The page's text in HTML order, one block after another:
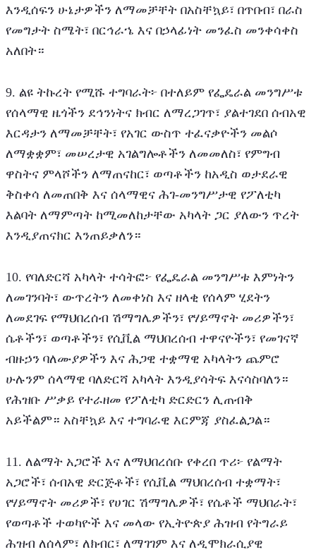
እንዲሰፍን ሁኔታዎችን ለማመቻቸት በአስቸኳይ፣ በጥበብ፣ በራስ
የመግታት ስሜት፣ በርኅራኄ እና በኃላፊነት መንፈስ መንቀሳቀስ
አለበት።
9. ልዩ ትኩረት የሚሹ ተግባራት፦ በተለይም የፌዴራል መንግሥቱ
የሰላማዊ ዜጎችን ደኅንነትና ክብር ለማረጋገጥ፣ ያልተገደበ ሰብአዊ
እርዳታን ለማመቻቸት፣ የአገር ውስጥ ተፈናቃዮችን መልሶ
ለማቋቋም፣ መሠረታዊ አገልግሎቶችን ለመመለስ፣ የምግብ
ዋስትና ምላሾችን ለማጠናከር፣ ወጣቶችን ከአዲስ ወታደራዊ
ቅስቀሳ ለመጠበቅ እና ሰላማዊና ሕገ-መንግሥታዊ የፖለቲካ
እልባት ለማምጣት ከሚመለከታቸው አካላት ጋር ያለውን ጥረት
እንዲያጠናክር እንጠይቃለን።
10. የባለድርሻ አካላት ተሳትፎ፦ የፌዴራል መንግሥቱ እምነትን
ለመገንባት፣ ውጥረትን ለመቀነስ እና ዘላቂ የሰላም ሂደትን
ለመደገፍ የማህበረሰብ ሽማግሌዎችን፣ የሃይማኖት መሪዎችን፣
ሴቶችን፣ ወጣቶችን፣ የሲቪል ማህበረሰብ ተዋናዮችን፣ የመገናኛ
ብዙኃን ባለሙያዎችን እና ሕጋዊ ተቋማዊ አካላትን ጨምሮ
ሁሉንም ሰላማዊ ባለድርሻ አካላት እንዲያሳትፍ እናሳስባለን።
የሕዝቡ ሥቃይ የተራዘመ የፖለቲካ ድርድርን ሊጠብቅ
አይችልም። አስቸኳይ እና ተግባራዊ እርምጃ ያስፈልጋል።
11. ለልማት አጋሮች እና ለማህበረሰቡ የቀረበ ጥሪ፦ የልማት
አጋሮች፣ ሰብአዊ ድርጅቶች፣ የሲቪል ማህበረሰብ ተቋማት፣
የሃይማኖት መሪዎች፣ የሀገር ሽማግሌዎች፣ የሴቶች ማህበራት፣
የወጣቶች ተወካዮች እና መላው የኢትዮጵያ ሕዝብ የትግራይ
ሕዝብ ለሰላም፣ ለክብር፣ ለማገገም እና ለዲሞክራሲያዊ